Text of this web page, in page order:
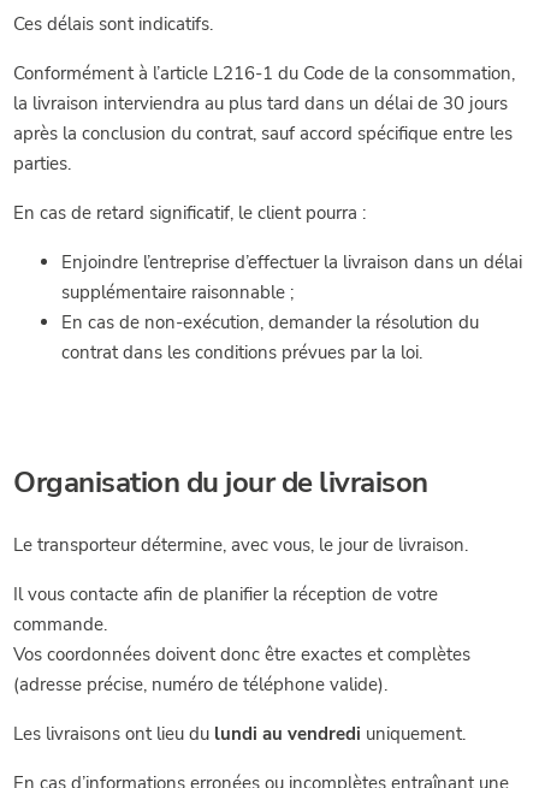
Ces délais sont indicatifs.
Conformément à l’article L216-1 du Code de la consommation,
la livraison interviendra au plus tard dans un délai de 30 jours
après la conclusion du contrat, sauf accord spécifique entre les
parties.
En cas de retard significatif, le client pourra :
Enjoindre l’entreprise d’effectuer la livraison dans un délai
supplémentaire raisonnable ;
En cas de non-exécution, demander la résolution du
contrat dans les conditions prévues par la loi.
Organisation du jour de livraison
Le transporteur détermine, avec vous, le jour de livraison.
Il vous contacte afin de planifier la réception de votre
commande.
Vos coordonnées doivent donc être exactes et complètes
(adresse précise, numéro de téléphone valide).
Les livraisons ont lieu du lundi au vendredi uniquement.
En cas d’informations erronées ou incomplètes entraînant une